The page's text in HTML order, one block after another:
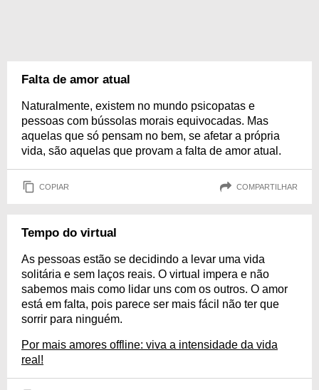
Falta de amor atual
Naturalmente, existem no mundo psicopatas e
pessoas com bússolas morais equivocadas. Mas
aquelas que só pensam no bem, se afetar a própria
vida, são aquelas que provam a falta de amor atual.
COPIAR COMPARTILHAR
Tempo do virtual
As pessoas estão se decidindo a levar uma vida
solitária e sem laços reais. O virtual impera e não
sabemos mais como lidar uns com os outros. O amor
está em falta, pois parece ser mais fácil não ter que
sorrir para ninguém.
Por mais amores offline: viva a intensidade da vida
real!